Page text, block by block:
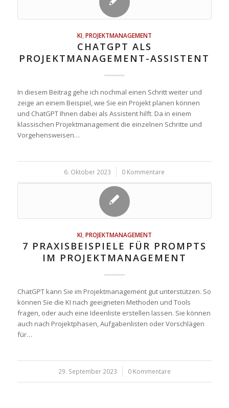
KI PROJEKTMANAGEMENT
CHATGPT ALS
PROJEKTMANAGEMENT-ASSISTENT
In diesem Beitrag gehe ich nochmal einen Schritt weiter und
zeige an einem Beispiel, wie Sie ein Projekt planen können
und ChatGPT Ihnen dabei als Assistent hilft. Da in einem
klassischen Projektmanagement die einzelnen Schritte und
Vorgehensweisen…
6. Oktober 2023
/ 0 Kommentare
KI PROJEKTMANAGEMENT
7 PRAXISBEISPIELE FÜR PROMPTS
IM PROJEKTMANAGEMENT
ChatGPT kann Sie im Projektmanagement gut unterstützen. So
können Sie die KI nach geeigneten Methoden und Tools
fragen, oder auch eine Ideenliste erstellen lassen. Sie können
auch nach Projektphasen, Aufgabenlisten oder Vorschlägen
für…
29. September 2023
/ 0 Kommentare